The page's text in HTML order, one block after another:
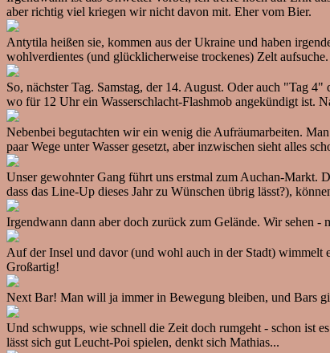
aber richtig viel kriegen wir nicht davon mit. Eher vom Bier.
Antytila heißen sie, kommen aus der Ukraine und haben
wohlverdientes (und glücklicherweise trockenes) Zelt aufsuche.
So, nächster Tag. Samstag, der 14. August. Oder auch "Tag
wo für 12 Uhr ein Wasserschlacht-Flashmob angekündigt ist.
Nebenbei begutachten wir ein wenig die Aufräumarbeiten.
paar Wege unter Wasser gesetzt, aber inzwischen sieht alles
Unser gewohnter Gang führt uns erstmal zum Auchan-Markt.
dass das Line-Up dieses Jahr zu Wünschen übrig lässt?),
Irgendwann dann aber doch zurück zum Gelände. Wir sehen
Auf der Insel und davor (und wohl auch in der Stadt) wimmelt
Großartig!
Next Bar! Man will ja immer in Bewegung bleiben, und Bars
Und schwupps, wie schnell die Zeit doch rumgeht - schon ist
lässt sich gut Leucht-Poi spielen, denkt sich Mathias...